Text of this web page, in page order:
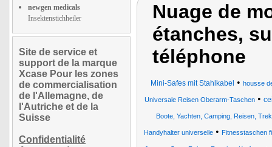
newgen medicals
Insektenstichheiler
Site de service et
support de la marque
Xcase Pour les zones
de commercialisation
de l'Allemagne, de
l'Autriche et de la
Suisse
Confidentialité
Nuage de
étanches,
téléphone
Mini-Safes mit Stahlkabel • housse
Universale Reisen Oberarm-Taschen•
Boote, Yachten, Camping, Reisen,
Handyhalter universelle • Fitnesstaschen